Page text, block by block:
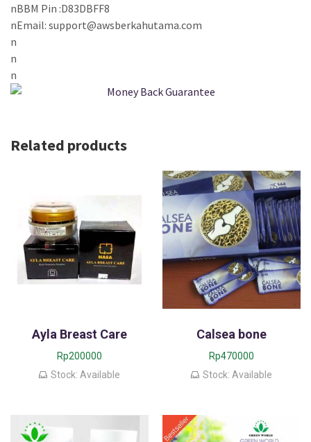
nBBM Pin :D83DBFF8
nEmail: support@awsberkahutama.com
n
n
n
Related products
Ayla Breast Care
Rp200000
Stock: Available
Calsea bone
Rp470000
Stock: Available